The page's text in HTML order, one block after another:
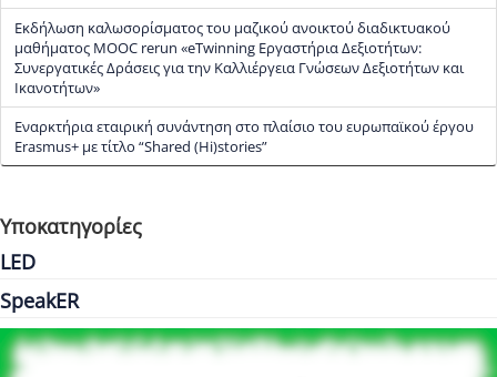
Εκδήλωση καλωσορίσματος του μαζικού ανοικτού διαδικτυακού
μαθήματος MOOC rerun «eTwinning Εργαστήρια Δεξιοτήτων:
Συνεργατικές Δράσεις για την Καλλιέργεια Γνώσεων Δεξιοτήτων και
Ικανοτήτων»
Εναρκτήρια εταιρική συνάντηση στο πλαίσιο του ευρωπαϊκού έργου
Erasmus+ με τίτλο “Shared (Hi)stories”
Υποκατηγορίες
LED
SpeakER